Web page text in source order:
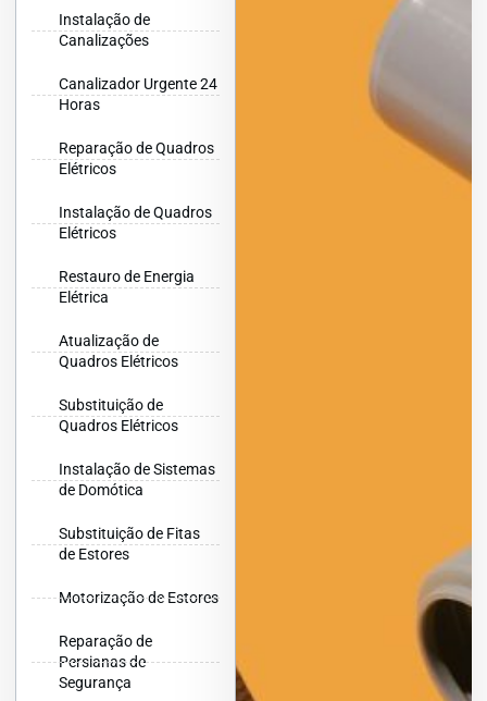
Instalação de
Canalizações
Canalizador Urgente 24
Horas
Reparação de Quadros
Elétricos
Instalação de Quadros
Elétricos
Restauro de Energia
Elétrica
Atualização de
Quadros Elétricos
Substituição de
Quadros Elétricos
Instalação de Sistemas
de Domótica
Substituição de Fitas
de Estores
Motorização de Estores
Reparação de
Persianas de
Segurança